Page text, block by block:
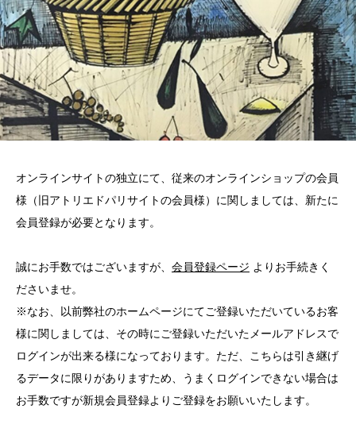
オンラインサイトの独立にて、従来のオンラインショップの会員
様（旧アトリエドパリサイトの会員様）に関しましては、新たに
会員登録が必要となります。
誠にお手数ではございますが、 会員登録ページ よりお手続きく
ださいませ。
※なお、以前弊社のホームページにてご登録いただいているお客
様に関しましては、その時にご登録いただいたメールアドレスで
ログインが出来る様になっております。ただ、こちらは引き継げ
るデータに限りがありますため、うまくログインできない場合は
お手数ですが新規会員登録よりご登録をお願いいたします。